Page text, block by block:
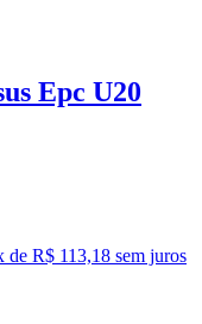
Epc U20
de R$ 113,18 sem juros